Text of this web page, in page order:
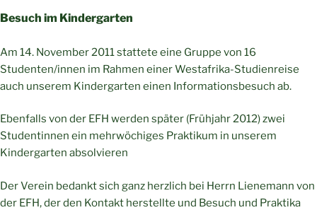
Besuch im Kindergarten
Am 14. November 2011 stattete eine Gruppe von 16
Studenten/innen im Rahmen einer Westafrika-Studienreise
auch unserem Kindergarten einen Informationsbesuch ab.
Ebenfalls von der EFH werden später (Frühjahr 2012) zwei
Studentinnen ein mehrwöchiges Praktikum in unserem
Kindergarten absolvieren
Der Verein bedankt sich ganz herzlich bei Herrn Lienemann von
der EFH, der den Kontakt herstellte und Besuch und Praktika